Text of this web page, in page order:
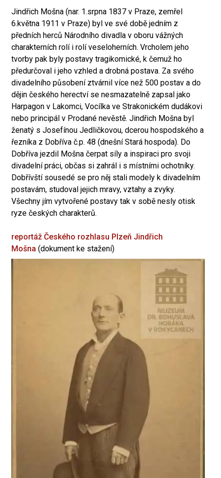
Jindřich Mošna (nar. 1.srpna 1837 v Praze, zemřel
6.května 1911 v Praze) byl ve své době jedním z
předních herců Národního divadla v oboru vážných
charakterních rolí i rolí veseloherních. Vrcholem jeho
tvorby pak byly postavy tragikomické, k čemuž ho
předurčoval i jeho vzhled a drobná postava. Za svého
divadelního působení ztvárnil více než 500 postav a do
dějin českého herectví se nesmazatelně zapsal jako
Harpagon v Lakomci, Vocílka ve Strakonickém dudákovi
nebo principál v Prodané nevěstě. Jindřich Mošna byl
ženatý s Josefínou Jedličkovou, dcerou hospodského a
řezníka z Dobříva č.p. 48 (dnešní Stará hospoda). Do
Dobříva jezdil Mošna čerpat síly a inspiraci pro svoji
divadelní práci, občas si zahrál i s místními ochotníky.
Dobřívští sousedé se pro něj stali modely k divadelním
postavám, studoval jejich mravy, vztahy a zvyky.
Všechny jím vytvořené postavy tak v sobě nesly otisk
ryze českých charakterů.
reportáž Českého rozhlasu Plzeň Jindřich
Mošna (dokument ke stažení)